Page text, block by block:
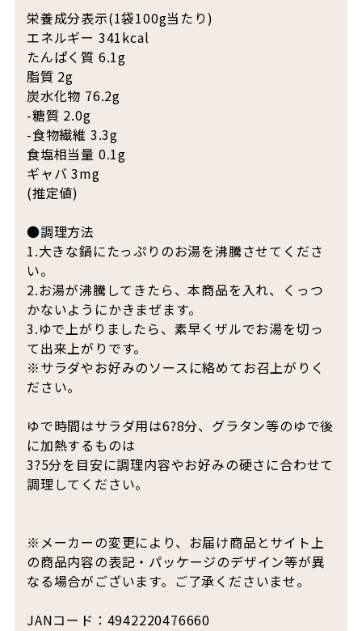
栄養成分表示(1袋100g当たり)
エネルギー 341kcal
たんぱく質 6.1g
脂質 2g
炭水化物 76.2g
-糖質 2.0g
-食物繊維 3.3g
食塩相当量 0.1g
ギャバ 3mg
(推定値)
●調理方法
1.大きな鍋にたっぷりのお湯を沸騰させてくださ
い。
2.お湯が沸騰してきたら、本商品を入れ、くっつ
かないようにかきまぜます。
3.ゆで上がりましたら、素早くザルでお湯を切っ
て出来上がりです。
※サラダやお好みのソースに絡めてお召上がりく
ださい。
ゆで時間はサラダ用は6?8分、グラタン等のゆで後
に加熱するものは
3?5分を目安に調理内容やお好みの硬さに合わせて
調理してください。
※メーカーの変更により、お届け商品とサイト上
の商品内容の表記・パッケージのデザイン等が異
なる場合がございます。ご了承くださいませ。
JANコード：4942220476660